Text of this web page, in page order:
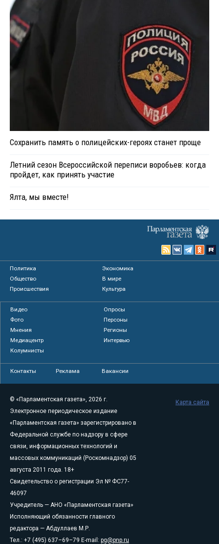
Сохранить память о полицейских-героях станет проще
Летний сезон Всероссийской переписи воробьев: когда
пройдет, как принять участие
Ялта, мы вместе!
Политика
Экономика
Общество
В мире
Происшествия
Культура
Видео
Опросы
Фото
Персоны
Мнения
Регионы
Медиацентр
Интервью
Колумнисты
Контакты Реклама Вакансии
© «Парламентская газета», 2026 г.
Электронное периодическое издание
«Парламентская газета» зарегистрировано в
Федеральной службе по надзору в сфере
связи, информационных технологий и
массовых коммуникаций (Роскомнадзор) 05
августа 2011 года. 18+
Свидетельство о регистрации Эл № ФС77-
46097
Учредитель — АНО «Парламентская газета»
Исполняющий обязанности главного
редактора — Абдуллаев М.Р.
Тел.: +7 (495) 637–69–79 E-mail: pg@pnp.ru
Карта сайта